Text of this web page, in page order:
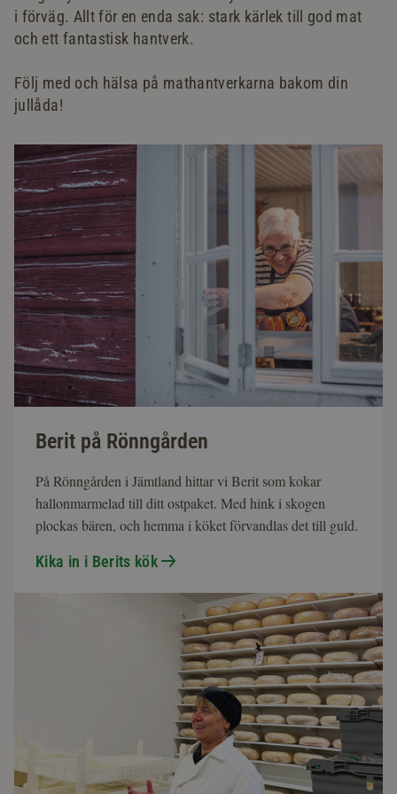
i förväg. Allt för en enda sak: stark kärlek till god mat
och ett fantastisk hantverk.
Följ med och hälsa på mathantverkarna bakom din
jullåda!
Berit på Rönngården
På Rönngården i Jämtland hittar vi Berit som kokar
hallonmarmelad till ditt ostpaket. Med hink i skogen
plockas bären, och hemma i köket förvandlas det till guld.
Kika in i Berits kök